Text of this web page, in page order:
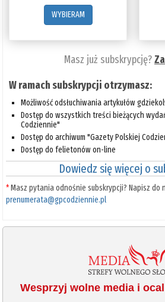
WYBIERAM
Masz już subskrypcję?
W ramach subskrypcji otrzymasz:
Możliwość odsłuchiwania artykułów
Dostęp do wszystkich treści bieżących
Codziennie"
Dostęp do archiwum "Gazety Polskiej
Dostęp do felietonów on-line
Dowiedz się więcej o
*Masz pytania odnośnie subskrypcji? Napisz do
prenumerata@gpcodziennie.pl
Wesprzyj wolne media i